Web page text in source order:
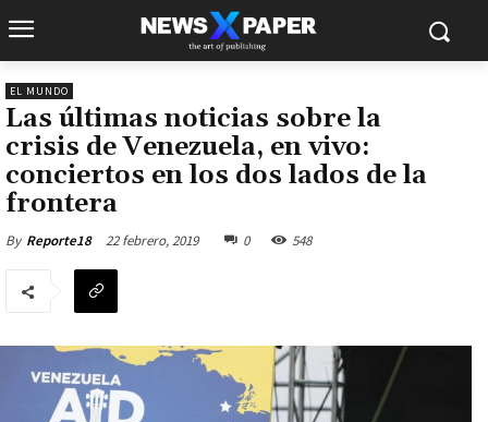
EL MUNDO
Las últimas noticias sobre la
crisis de Venezuela, en vivo:
conciertos en los dos lados de la
frontera
By Reporte18 22 febrero, 2019 0 548